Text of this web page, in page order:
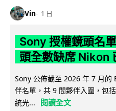
Vin 1 日
Sony 授權鏡頭名
頭全數缺席 Nikon
Sony 公佈截至 2026 年 7 月
伴名單，共 9 間夥伴入圍，包
統光...
閱讀全文